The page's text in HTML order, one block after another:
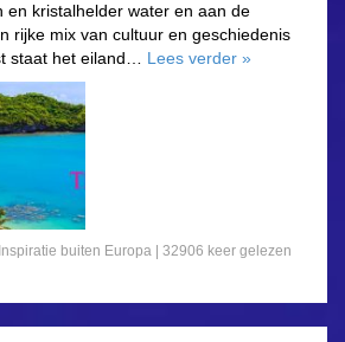
en kristalhelder water en aan de
rijke mix van cultuur en geschiedenis
staat het eiland… Lees verder »
Inspiratie buiten Europa | 32906 keer gelezen